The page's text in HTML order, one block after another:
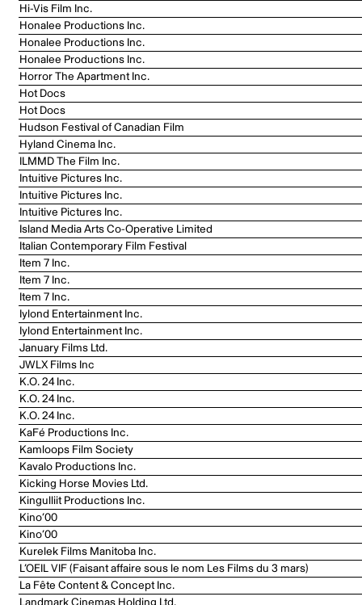
Hi-Vis Film Inc.
Honalee Productions Inc.
Honalee Productions Inc.
Honalee Productions Inc.
Horror The Apartment Inc.
Hot Docs
Hot Docs
Hudson Festival of Canadian Film
Hyland Cinema Inc.
ILMMD The Film Inc.
Intuitive Pictures Inc.
Intuitive Pictures Inc.
Intuitive Pictures Inc.
Island Media Arts Co-Operative Limited
Italian Contemporary Film Festival
Item 7 Inc.
Item 7 Inc.
Item 7 Inc.
Iylond Entertainment Inc.
Iylond Entertainment Inc.
January Films Ltd.
JWLX Films Inc
K.O. 24 Inc.
K.O. 24 Inc.
K.O. 24 Inc.
KaFé Productions Inc.
Kamloops Film Society
Kavalo Productions Inc.
Kicking Horse Movies Ltd.
Kingulliit Productions Inc.
Kino’00
Kino’00
Kurelek Films Manitoba Inc.
L’OEIL VIF (Faisant affaire sous le nom Les Films du 3 mars)
La Fête Content & Concept Inc.
Landmark Cinemas Holding Ltd.